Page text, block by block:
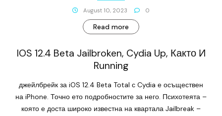
August 10, 2023 0
Read more
IOS 12.4 Beta Jailbroken, Cydia Up, Както И
Running
джейлбрейк за iOS 12.4 Beta Total с Cydia е осъществен
на iPhone. Точно ето подробностите за него. Психотеята –
която е доста широко известна на квартала Jailbreak –